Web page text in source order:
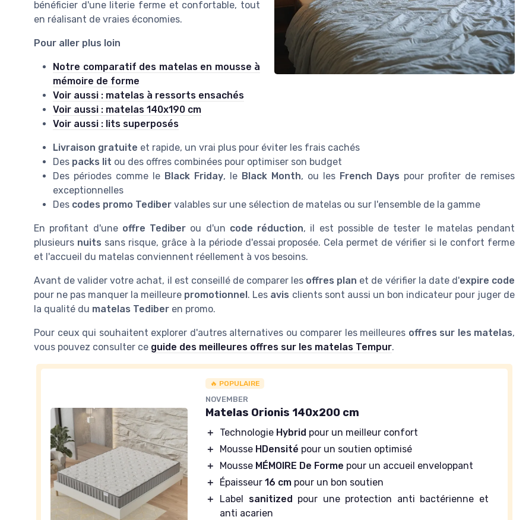
bénéficier d'une literie ferme et confortable, tout
en réalisant de vraies économies.
Pour aller plus loin
Notre comparatif des matelas en mousse à
mémoire de forme
Voir aussi : matelas à ressorts ensachés
Voir aussi : matelas 140x190 cm
Voir aussi : lits superposés
Livraison gratuite et rapide, un vrai plus pour éviter les frais cachés
Des packs lit ou des offres combinées pour optimiser son budget
Des périodes comme le Black Friday, le Black Month, ou les French Days pour profiter de remises
exceptionnelles
Des codes promo Tediber valables sur une sélection de matelas ou sur l'ensemble de la gamme
En profitant d'une offre Tediber ou d'un code réduction, il est possible de tester le matelas pendant
plusieurs nuits sans risque, grâce à la période d'essai proposée. Cela permet de vérifier si le confort ferme
et l'accueil du matelas conviennent réellement à vos besoins.
Avant de valider votre achat, il est conseillé de comparer les offres plan et de vérifier la date d'expire code
pour ne pas manquer la meilleure promotionnel . Les avis clients sont aussi un bon indicateur pour juger de
la qualité du matelas Tediber en promo.
Pour ceux qui souhaitent explorer d'autres alternatives ou comparer les meilleures offres sur les matelas,
vous pouvez consulter ce guide des meilleures offres sur les matelas Tempur.
🔥 POPULAIRE
NOVEMBER
Matelas Orionis 140x200 cm
＋ Technologie Hybrid pour un meilleur confort
＋
Mousse HDensité pour un soutien optimisé
＋
Mousse MÉMOIRE De Forme pour un accueil enveloppant
＋
Épaisseur16 cm pour un bon soutien
＋
Label sanitized
pour une protection anti bactérienne et
anti acarien